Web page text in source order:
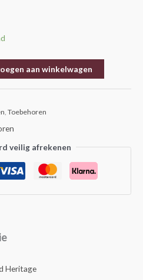
aan winkelwagen
Toebehoren
veilig afrekenen
Heritage